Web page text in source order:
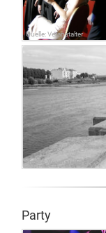
Quelle: Veranstalter
Quelle: Veranstalter
Party